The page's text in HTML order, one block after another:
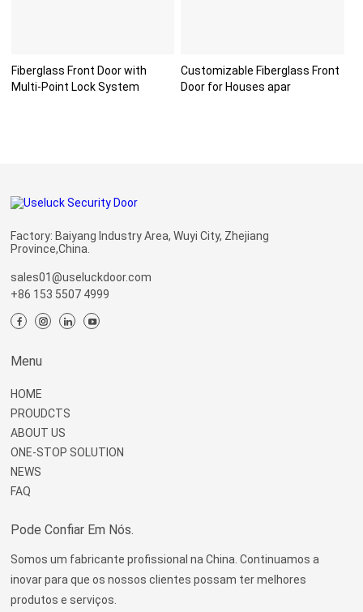
Fiberglass Front Door with
Multi-Point Lock System
Customizable Fiberglass Front
Door for Houses apar
Factory: Baiyang Industry Area, Wuyi City, Zhejiang
Province,China.
sales01@useluckdoor.com
+86 153 5507 4999
Menu
HOME
PROUDCTS
ABOUT US
ONE-STOP SOLUTION
NEWS
FAQ
Pode Confiar Em Nós.
Somos um fabricante profissional na China. Continuamos a
inovar para que os nossos clientes possam ter melhores
produtos e serviços.